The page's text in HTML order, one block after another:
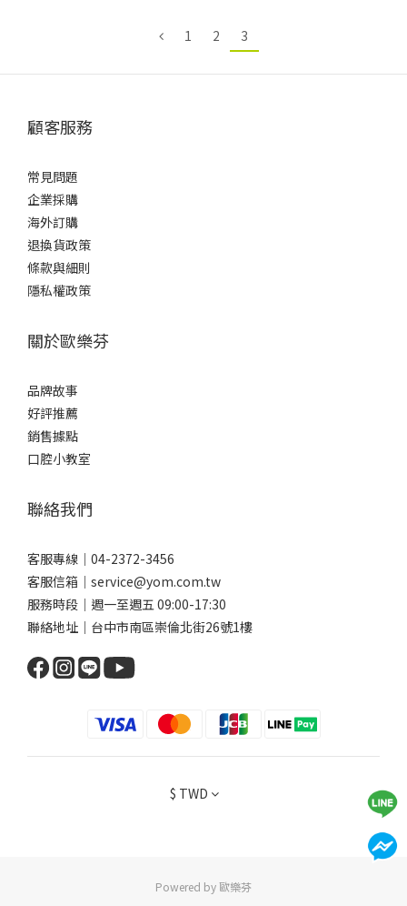
1 2 3
顧客服務
常見問題
企業採購
海外訂購
退換貨政策
條款與細則
隱私權政策
關於歐樂芬
品牌故事
好評推薦
銷售據點
口腔小教室
聯絡我們
客服專線｜04-2372-3456
客服信箱｜service@yom.com.tw
服務時段｜週一至週五 09:00-17:30
聯絡地址｜台中市南區崇倫北街26號1樓
$ TWD
Powered by 歐樂芬